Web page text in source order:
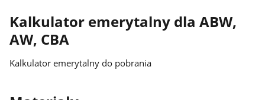
Kalkulator emerytalny dla ABW,
AW, CBA
Kalkulator emerytalny do pobrania